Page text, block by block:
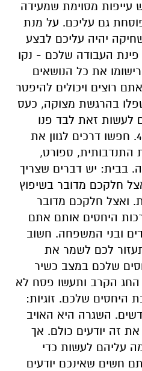
עייפות מסוימת שמעידה
גם עליכם. על מנת
יהיה עליכם לבצע
את פינת העבודה שלכם - נקו
דברים מיותרים 2. רישומו את כל הנושאים
רוצים ויכולים להיפטר
לאחרים. 3. טפלו בהרגשת מצוקה, כעס
לעשות זאת לבד פנו
לעזרתו של איש מקצוע 4. חפשו דרכים לגוון את
התנדבותית, ספורט,
בבית: יש דברים שצריך
חלקכם מדובר בשיפוץ
ואצל חלקכם מדובר
היחסים אותם אתם
ובני המשפחה. חשוב
לכם לשמר את
שלכם במצב כשיר
החג הקרב ותעשו פסח לא
היחסים שלכם. זוגיות:
השגרה היא האויב
זה יודעים כולם. אך
עליהם לעשות כדי
חשים שאינכם יודעים